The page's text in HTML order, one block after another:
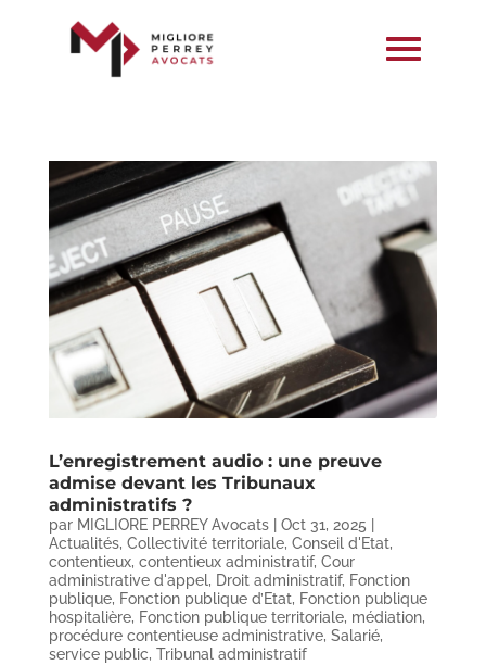
L’enregistrement audio : une preuve
admise devant les Tribunaux
administratifs ?
par MIGLIORE PERREY Avocats| Oct 31, 2025
Actualités, Collectivité territoriale, Conseil d'Etat,
contentieux, contentieux administratif, Cour
administrative d'appel, Droit administratif, Fonction
publique, Fonction publique d’Etat, Fonction publique
hospitalière, Fonction publique territoriale, médiation,
procédure contentieuse administrative, Salarié,
service public, Tribunal administratif